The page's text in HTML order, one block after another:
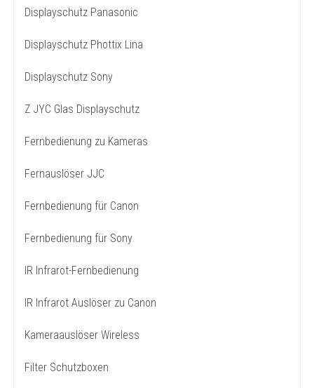
Displayschutz Panasonic
Displayschutz Phottix Lina
Displayschutz Sony
Z JYC Glas Displayschutz
Fernbedienung zu Kameras
Fernauslöser JJC
Fernbedienung für Canon
Fernbedienung für Sony
IR Infrarot-Fernbedienung
IR Infrarot Auslöser zu Canon
Kameraauslöser Wireless
Filter Schutzboxen